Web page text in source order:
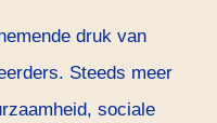
druk van
Steeds meer
sociale